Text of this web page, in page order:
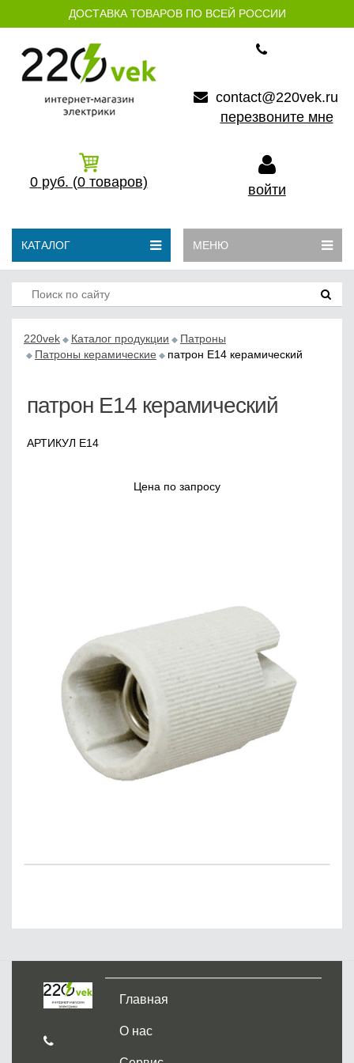
ДОСТАВКА ТОВАРОВ ПО ВСЕЙ РОССИИ
contact@220vek.ru
перезвоните мне
0 руб. (0 товаров) войти
КАТАЛОГ МЕНЮ
220vek Каталог продукции
Патроны
Патроны керамические
патрон Е14 керамический
патрон Е14 керамический
АРТИКУЛ E14
Цена по запросу
Главная
О нас